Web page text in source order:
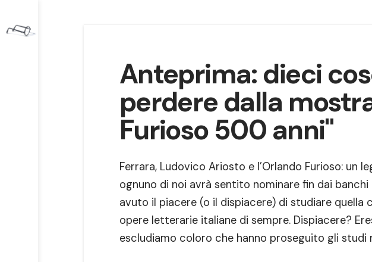
Anteprima: dieci
perdere dalla
Furioso 500 anni"
Ferrara, Ludovico Ariosto e l’Orlando Furioso: un
ognuno di noi avrà sentito nominare fin dai
avuto il piacere (o il dispiacere) di studiare quella
opere letterarie italiane di sempre. Dispiacere?
escludiamo coloro che hanno proseguito gli studi